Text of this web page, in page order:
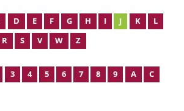
D E F G H I J K
L
R S V W Z
3 4 5 6 7 8 9 A
C